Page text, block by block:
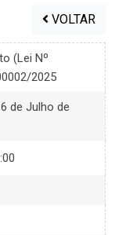
VOLTAR
(Lei Nº
2025
de Julho de